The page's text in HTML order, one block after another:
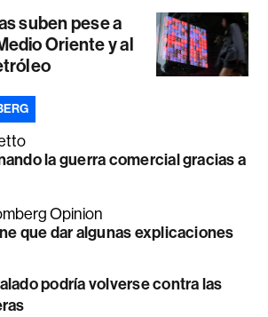
suben pese a
Oriente y al
la guerra comercial gracias a
Opinion
que dar algunas explicaciones
podría volverse contra las